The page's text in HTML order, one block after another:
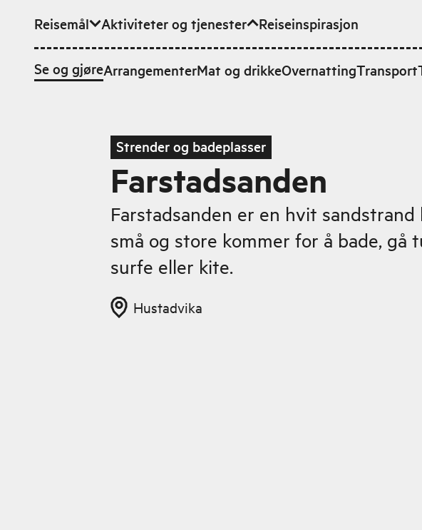
Hopp til hovedinnhold
Reisemål Aktiviteter og tjenester
Se og gjøreArrangementerMat og drikkeOvernattingTransport
Reiseinspirasjon
Strender og badeplasser
Farstadsanden
Farstadsanden er en hvit sandstrand
små og store kommer for å bade, gå
surfe eller kite.
Hustadvika